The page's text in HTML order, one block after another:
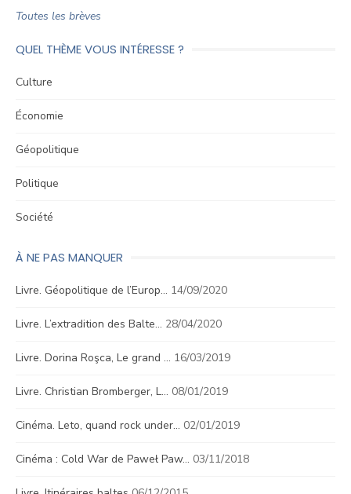
Toutes les brèves
QUEL THÈME VOUS INTÉRESSE ?
Culture
Économie
Géopolitique
Politique
Société
À NE PAS MANQUER
Livre. Géopolitique de l’Europ… 14/09/2020
Livre. L’extradition des Balte… 28/04/2020
Livre. Dorina Roşca, Le grand … 16/03/2019
Livre. Christian Bromberger, L… 08/01/2019
Cinéma. Leto, quand rock under… 02/01/2019
Cinéma : Cold War de Paweł Paw… 03/11/2018